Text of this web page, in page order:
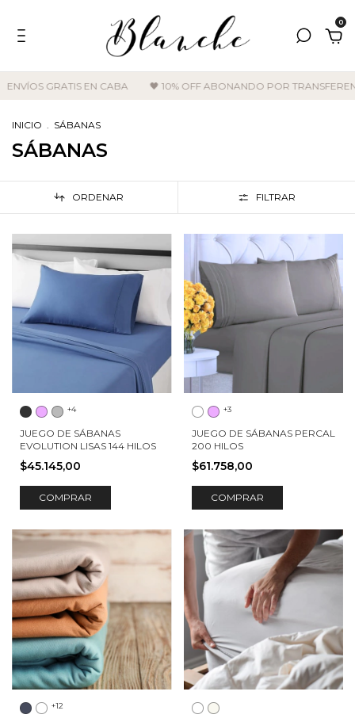
0
GRATIS EN CABA 🖤 10% OFF ABONANDO POR TRANSFERENCIA
INICIO . SÁBANAS
SÁBANAS
ORDENAR FILTRAR
+4
JUEGO DE SÁBANAS
EVOLUTION LISAS 144 HILOS
$45.145,00
COMPRAR
+3
JUEGO DE SÁBANAS PERCAL
200 HILOS
$61.758,00
COMPRAR
+12